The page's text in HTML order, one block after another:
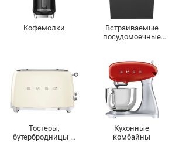
Кофемолки
Встраиваемые
посудомоечные
Тостеры,
бутербродницы и
Кухонные
комбайны